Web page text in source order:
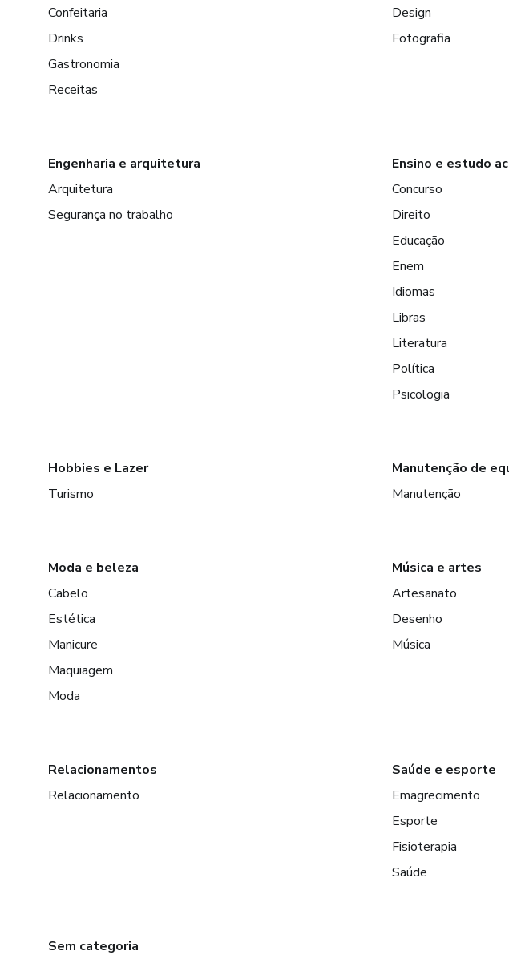
Confeitaria
Drinks
Gastronomia
Receitas
Design
Fotografia
Engenharia e arquitetura
Arquitetura
Segurança no trabalho
Ensino e estudo
Concurso
Direito
Educação
Enem
Idiomas
Libras
Literatura
Política
Psicologia
Hobbies e Lazer
Turismo
Manutenção de
Manutenção
Moda e beleza
Cabelo
Estética
Manicure
Maquiagem
Moda
Música e artes
Artesanato
Desenho
Música
Relacionamentos
Relacionamento
Saúde e esporte
Emagrecimento
Esporte
Fisioterapia
Saúde
Sem categoria